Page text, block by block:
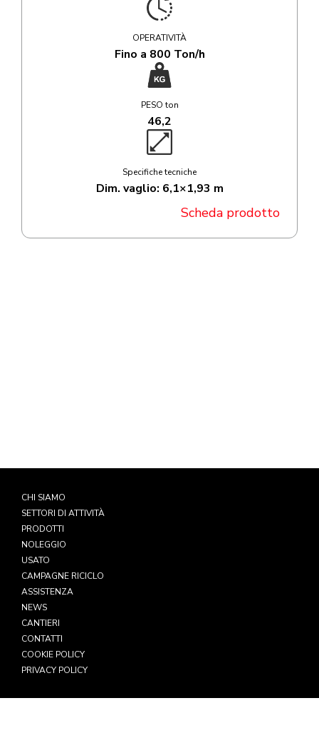
OPERATIVITÀ
Fino a 800 Ton/h
PESO ton
46,2
Specifiche tecniche
Dim. vaglio: 6,1×1,93 m
Scheda prodotto
CHI SIAMO
SETTORI DI ATTIVITÀ
PRODOTTI
NOLEGGIO
USATO
CAMPAGNE RICICLO
ASSISTENZA
NEWS
CANTIERI
CONTATTI
COOKIE POLICY
PRIVACY POLICY